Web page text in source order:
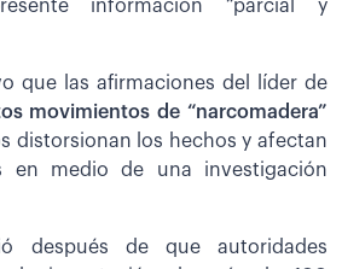
información “parcial y
que las afirmaciones del líder de
movimientos de “narcomadera”
distorsionan los hechos y afectan
en medio de una investigación
después de que autoridades